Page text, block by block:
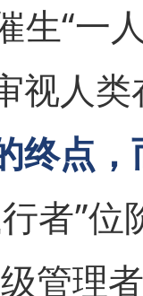
生“一
视人
终点
者”
管理者